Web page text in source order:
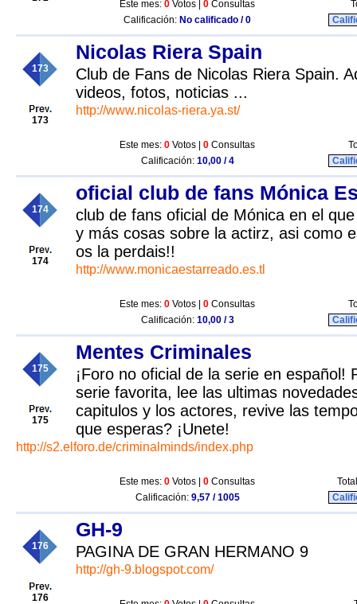
Este mes: 0 Votos | 0 Consultas
Calificación: No calificado / 0
173
173
Nicolas Riera Spain
Club de Fans de Nicolas Riera Spain.
videos, fotos, noticias ...
http://www.nicolas-riera.ya.st/
Este mes: 0 Votos | 0 Consultas
Calificación: 10,00 / 4
174
174
oficial club de fans Mónica
club de fans oficial de Mónica en el
y más cosas sobre la actirz, asi como
os la perdais!!
http://www.monicaestarreado.es.tl
Este mes: 0 Votos | 0 Consultas
Calificación: 10,00 / 3
175
175
Mentes Criminales
¡Foro no oficial de la serie en español!
serie favorita, lee las ultimas
capitulos y los actores, revive las
que esperas? ¡Unete!
http://s2.elforo.de/criminalminds/index.php
Este mes: 0 Votos | 0 Consultas
Calificación: 9,57 / 1005
176
176
GH-9
PAGINA DE GRAN HERMANO 9
http://gh-9.blogspot.com/